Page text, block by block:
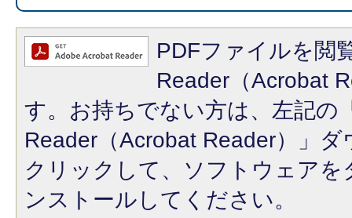
PDFファイルを閲
Reader（Acrobat
す。お持ちでない方は、左記の
Reader（Acrobat Reader）」
クリックして、ソフトウェア
ンストールしてください。